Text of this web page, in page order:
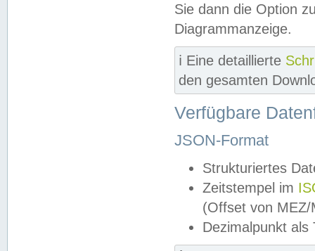
Sie dann die Option
Diagrammanzeige.
ℹ️ Eine detaillierte
den gesamten
Verfügbare
JSON-Format
Strukturiertes
Zeitstempel im
(Offset von MEZ/
Dezimalpunkt als